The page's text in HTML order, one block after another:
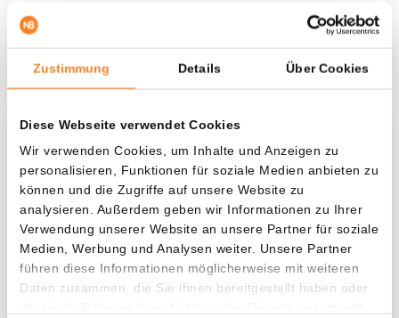
Zustimmung Details Über Cookies
Diese Webseite verwendet Cookies
Wir verwenden Cookies, um Inhalte und Anzeigen zu
personalisieren, Funktionen für soziale Medien anbieten zu
können und die Zugriffe auf unsere Website zu
analysieren. Außerdem geben wir Informationen zu Ihrer
Verwendung unserer Website an unsere Partner für soziale
Medien, Werbung und Analysen weiter. Unsere Partner
führen diese Informationen möglicherweise mit weiteren
Daten zusammen, die Sie ihnen bereitgestellt haben oder
Was, wenn ich...?
Zie hoeveel waarde je vandaag zou hebben als
je dollar-cost averaging had toegepast op
verschillende cryptocurrencies.
Hätte investiert In
$
16,20%
Pudgy Penguins PENGU 4,30%